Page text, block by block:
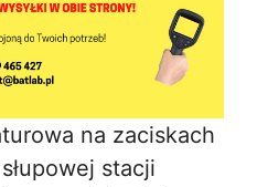
na zaciskach
stacji